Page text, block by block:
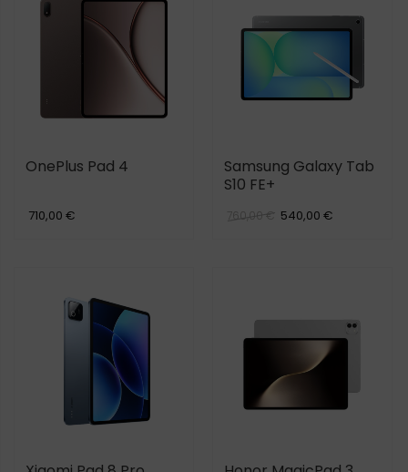
OnePlus Pad 4
710,00 €
Samsung Galaxy Tab
S10 FE+
760,00 € 540,00 €